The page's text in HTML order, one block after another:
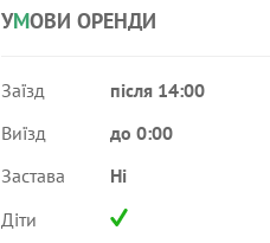
УМОВИ ОРЕНДИ
Заїзд
після 14:00
Виїзд
до 0:00
Застава
Ні
Діти